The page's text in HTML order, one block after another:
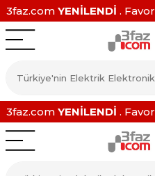
3faz.com YENİLENDİ .
3faz.com YENİLENDİ .